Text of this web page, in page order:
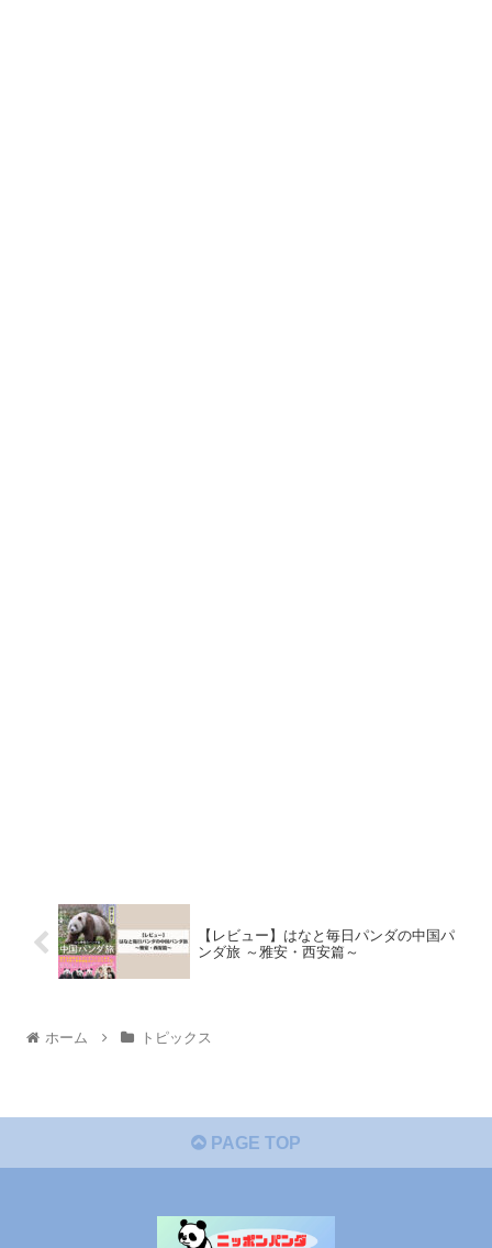
【レビュー】はなと毎日パンダの中国パ
ンダ旅 ～雅安・西安篇～
ホーム トピックス
PAGE TOP